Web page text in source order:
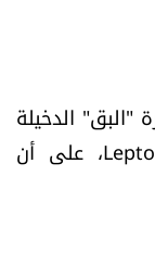
الدخيلة
على الصنوبر Leptoglossus occidentalis، على أن